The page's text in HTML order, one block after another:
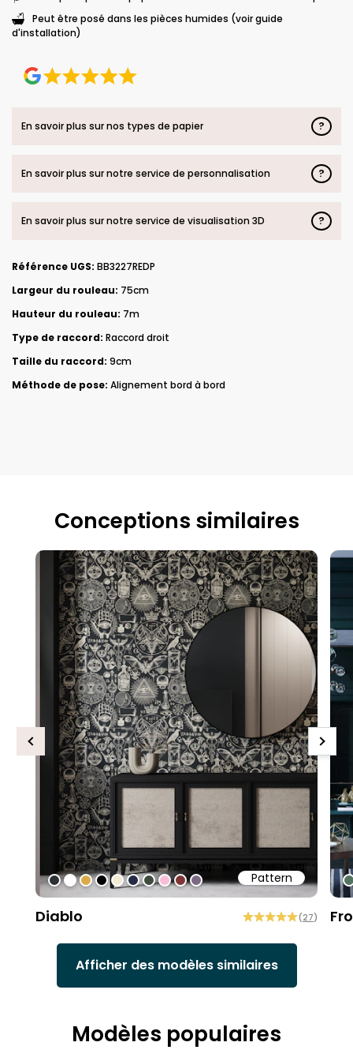
Peut être posé dans les pièces humides (voir guide
d'installation)
En savoir plus sur nos types de papier ?
En savoir plus sur notre service de personnalisation ?
En savoir plus sur notre service de visualisation 3D ?
Référence UGS: BB3227REDP
Largeur du rouleau: 75cm
Hauteur du rouleau: 7m
Type de raccord: Raccord droit
Taille du raccord: 9cm
Méthode de pose: Alignement bord à bord
Conceptions similaires
Pattern
#2d3133
#ffffff
#dcab49
#000000
#f2ead3
#242b44
#3f4c3d
#fabdd7
#7e3636
#7c6a84
Diablo (27)
Previous Next
Afficher des modèles similaires
Modèles populaires